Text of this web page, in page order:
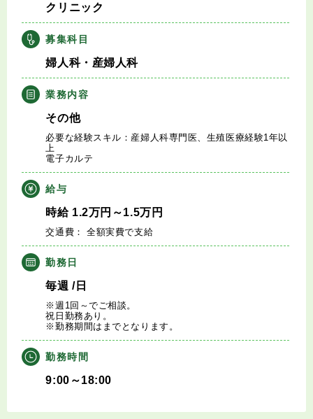
医師の求人・転職Q&A
知りたい・聞きたい
転職成功事例
医師の転職マニュアル
データで見る医師の平均年収
医師に役立つ取材記事
大学医局紹介
クリニック
募集科目
婦人科・産婦人科
業務内容
その他
必要な経験スキル：産婦人科専門医、生殖医療経験1年以
上
電子カルテ
給与
時給1.2万円 ～1.5万円
交通費： 全額実費で支給
勤務日
毎週 /日
※週1回～でご相談。
祝日勤務あり。
※勤務期間はまでとなります。
勤務時間
9:00～18:00